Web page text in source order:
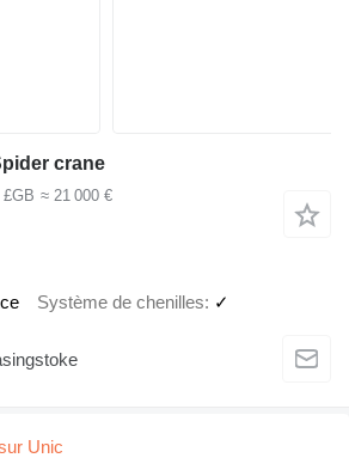
crane
£GB ≈ 21 000 €
Système de chenilles ✓
Unic